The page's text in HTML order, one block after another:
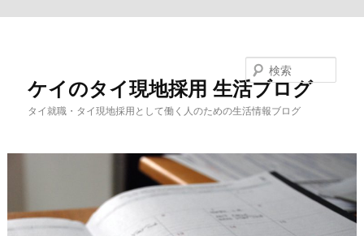
ケイのタイ現地採用 生活ブログ
タイ就職・タイ現地採用として働く人のための生活情報ブログ